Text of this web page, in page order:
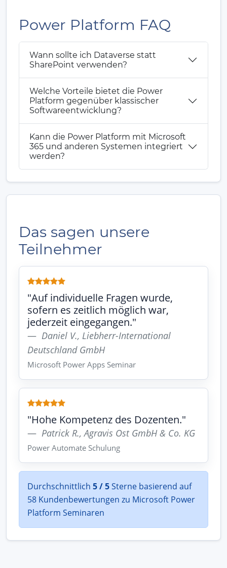
Power Platform FAQ
Wann sollte ich Dataverse statt
SharePoint verwenden?
Welche Vorteile bietet die Power
Platform gegenüber klassischer
Softwareentwicklung?
Kann die Power Platform mit Microsoft
365 und anderen Systemen integriert
werden?
Das sagen unsere
Teilnehmer
"Auf individuelle Fragen wurde,
sofern es zeitlich möglich war,
jederzeit eingegangen."
Daniel V., Liebherr-International
Deutschland GmbH
Microsoft Power Apps Seminar
"Hohe Kompetenz des Dozenten."
Patrick R., Agravis Ost GmbH & Co. KG
Power Automate Schulung
Durchschnittlich 5 / 5Sterne basierend auf
58 Kundenbewertungen zu Microsoft Power
Platform Seminaren